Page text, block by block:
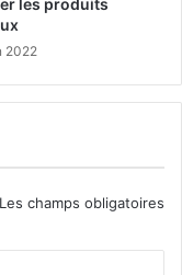
2022
Les champs obligatoires